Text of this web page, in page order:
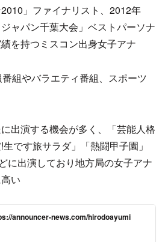
2010」ファイナリスト、2012年
ャパン千葉大会」ベストパーソナ
を持つミスコン出身女子アナ
組やバラエティ番組、スポーツ
出演する機会が多く、「芸能人格
です旅サラダ」「熱闘甲子園」
に出演しており地方局の女子アナ
い
announcer-news.com/hirodoayumi